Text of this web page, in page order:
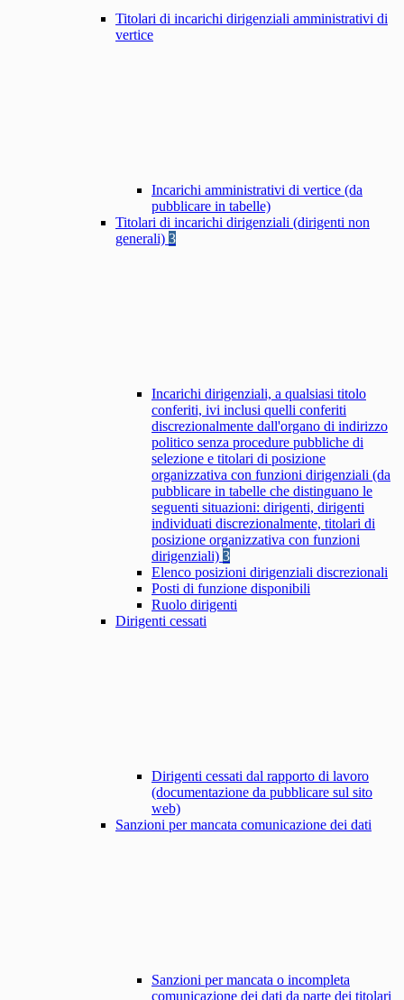
Titolari di incarichi dirigenziali amministrativi di
vertice
Incarichi amministrativi di vertice (da
pubblicare in tabelle)
Titolari di incarichi dirigenziali (dirigenti non
generali) 3
Incarichi dirigenziali, a qualsiasi titolo
conferiti, ivi inclusi quelli conferiti
discrezionalmente dall'organo di indirizzo
politico senza procedure pubbliche di
selezione e titolari di posizione
organizzativa con funzioni dirigenziali (da
pubblicare in tabelle che distinguano le
seguenti situazioni: dirigenti, dirigenti
individuati discrezionalmente, titolari di
posizione organizzativa con funzioni
dirigenziali) 3
Elenco posizioni dirigenziali discrezionali
Posti di funzione disponibili
Ruolo dirigenti
Dirigenti cessati
Dirigenti cessati dal rapporto di lavoro
(documentazione da pubblicare sul sito
web)
Sanzioni per mancata comunicazione dei dati
Sanzioni per mancata o incompleta
comunicazione dei dati da parte dei titolari